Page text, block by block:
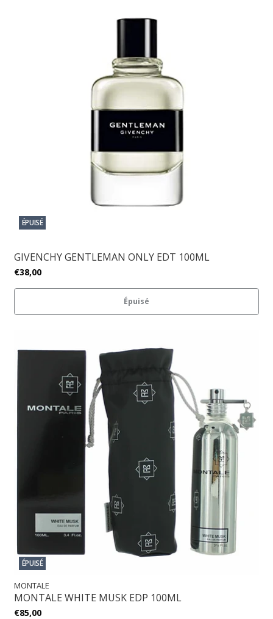
ÉPUISÉ
GIVENCHY GENTLEMAN ONLY EDT 100ML
€38,00
Épuisé
ÉPUISÉ
MONTALE
MONTALE WHITE MUSK EDP 100ML
€85,00